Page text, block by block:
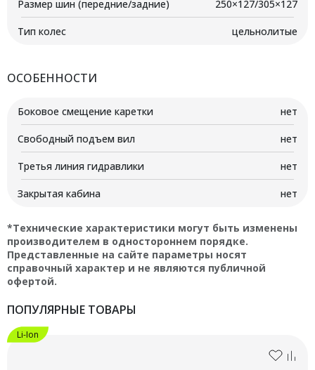
Размер шин (передние/задние) 250×127/305×127
Тип колес цельнолитые
ОСОБЕННОСТИ
Боковое смещение каретки нет
Свободный подъем вил нет
Третья линия гидравлики нет
Закрытая кабина нет
*Технические характеристики могут быть изменены
производителем в одностороннем порядке.
Представленные на сайте параметры носят
справочный характер и не являются публичной
офертой.
ПОПУЛЯРНЫЕ ТОВАРЫ
Li-Ion